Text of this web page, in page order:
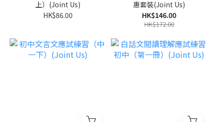
上）(Joint Us)
HK$86.00
惠套裝(Joint Us)
HK$146.00
HK$172.00